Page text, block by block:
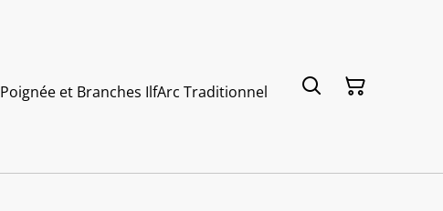
Poignée et Branches IlfArc Traditionnel